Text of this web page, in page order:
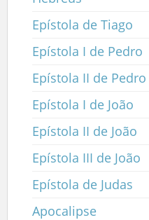
Epístola de Tiago
Epístola I de Pedro
Epístola II de Pedro
Epístola I de João
Epístola II de João
Epístola III de João
Epístola de Judas
Apocalipse